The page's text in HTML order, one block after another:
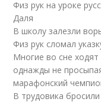
Физ рук на уроке
Даля
В школу залезли
Физ рук сломал
Многие во сне ходят
однажды не
марафонский
В трудовика